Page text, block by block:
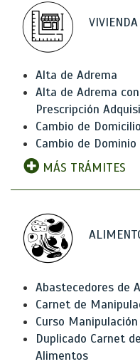
Alta de Adrema
Alta de Adrema
Prescripción
Cambio de
Cambio de Dominio
MÁS TRÁMITES
Abastecedores de
Carnet de
Curso
Duplicado Carnet
Alimentos